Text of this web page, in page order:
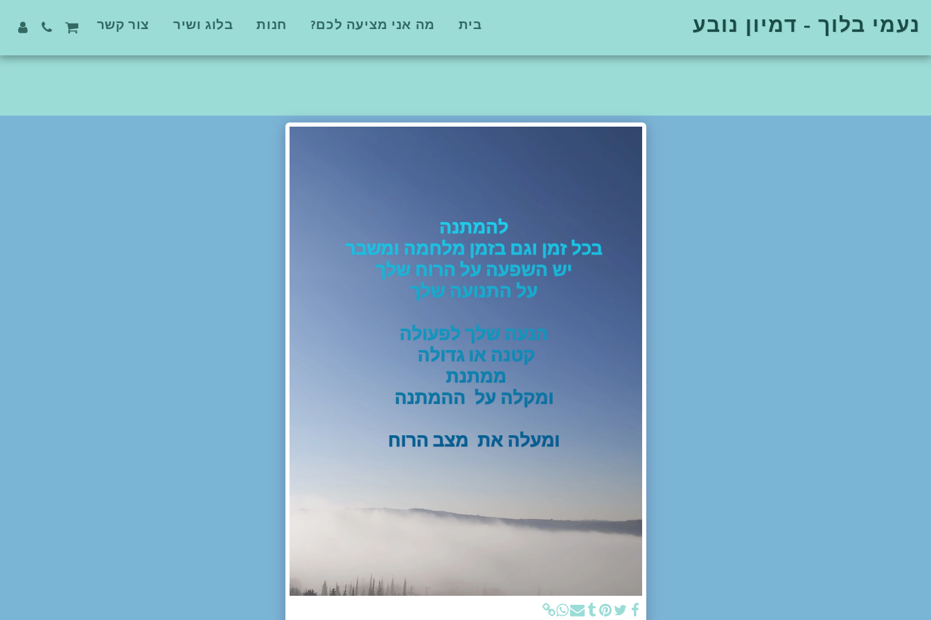
נעמי בלוך - דמיון נובע בית מה אני מציעה לכם? חנות בלוג ושיר צור קשר